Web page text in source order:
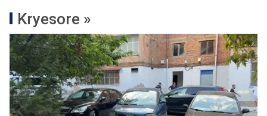
Kryesore »